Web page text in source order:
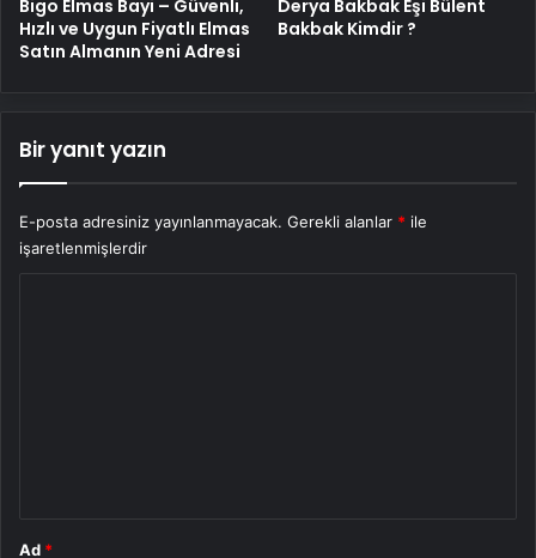
Bigo Elmas Bayi – Güvenli,
Hızlı ve Uygun Fiyatlı Elmas
Satın Almanın Yeni Adresi
Derya Bakbak Eşi Bülent
Bakbak Kimdir ?
Bir yanıt yazın
E-posta adresiniz yayınlanmayacak. Gerekli alanlar * ile
işaretlenmişlerdir
Ad *